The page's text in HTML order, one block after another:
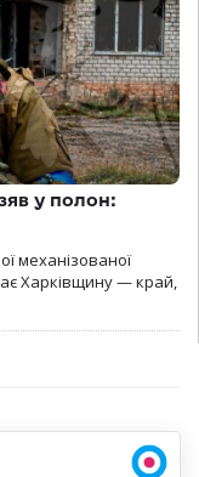
у полон:
механізованої
Харківщину — край,